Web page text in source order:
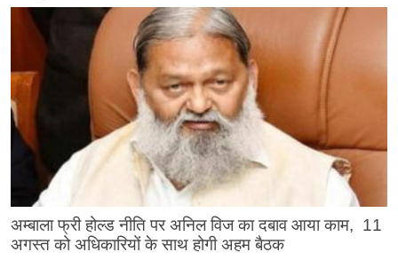
अम्बाला फ्री होल्ड नीति पर अनिल विज का दबाव आया काम, 11
अगस्त को अधिकारियों के साथ होगी अहम बैठक